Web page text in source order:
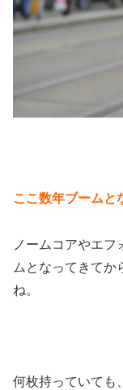
ここ数年ブームと
ノームコアやエ
ムとなってきてか
ね。
何枚持っていても